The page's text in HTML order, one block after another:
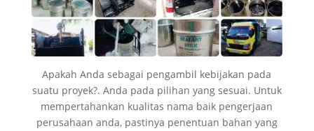
Apakah Anda sebagai pengambil kebijakan pada
suatu proyek?. Anda pada pilihan yang sesuai. Untuk
mempertahankan kualitas nama baik pengerjaan
perusahaan anda, pastinya penentuan bahan yang